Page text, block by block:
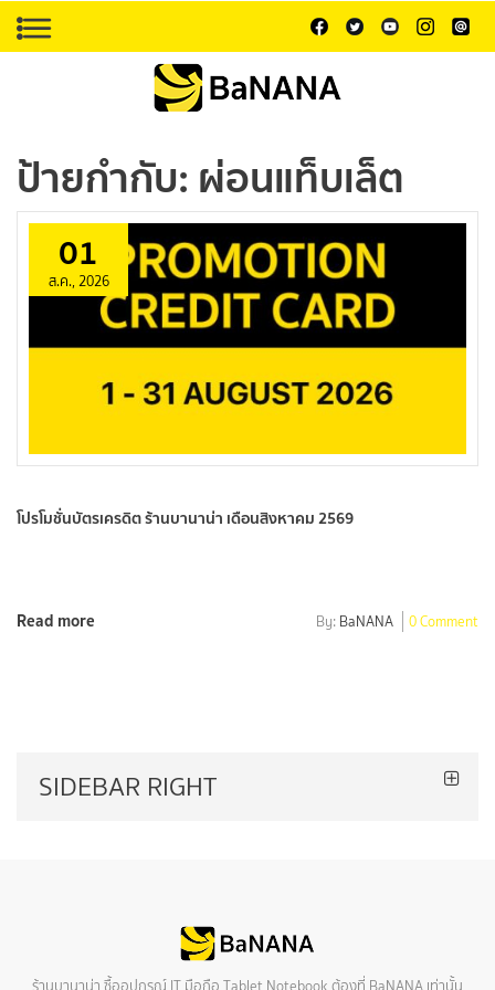
ป้ายกำกับ: ผ่อนแท็บเล็ต
01
ส.ค., 2026
โปรโมชั่นบัตรเครดิต ร้านบานาน่า เดือนสิงหาคม 2569
Read more By: BaNANA 0 Comment
SIDEBAR RIGHT